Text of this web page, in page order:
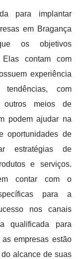
para implantar
em Bragança
os objetivos
Elas contam com
experiência
com
meios de
podem ajudar na
oportunidades de
estratégias de
e serviços.
contar com o
para a
nos canais
qualificada para
empresas estão
alcance de suas